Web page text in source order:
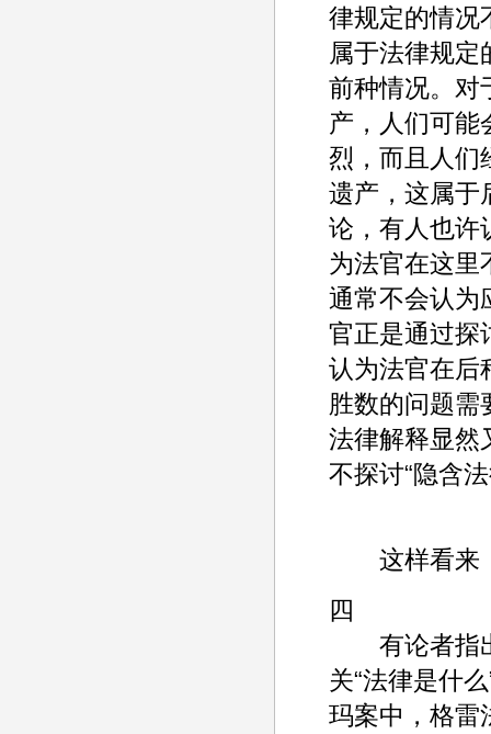
律规定的情况
属于法律规定
前种情况。对
产，人们可能
烈，而且人们
遗产，这属于
论，有人也许
为法官在这里
通常不会认为
官正是通过探
认为法官在后
胜数的问题需
法律解释显然
不探讨“隐含
这样看来，
四
有论者指出
关“法律是什
玛案中，格雷